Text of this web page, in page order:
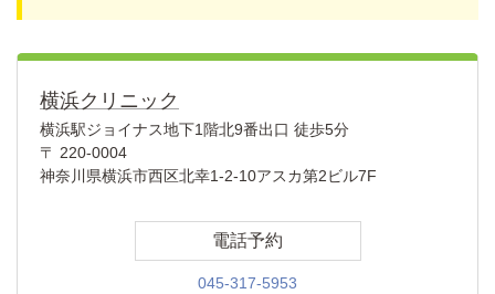
横浜クリニック
横浜駅ジョイナス地下1階北9番出口 徒歩5分
〒 220-0004
神奈川県横浜市西区北幸1-2-10アスカ第2ビル7F
電話予約
045-317-5953